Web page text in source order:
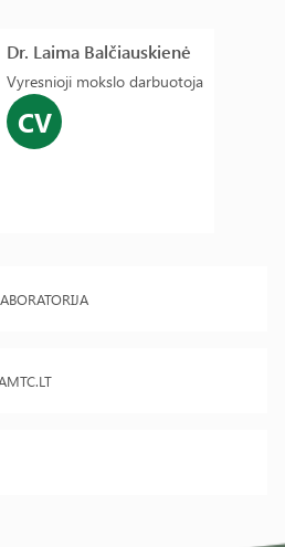
Dr. Laima Balčiauskienė
Vyresnioji mokslo darbuotoja
CV